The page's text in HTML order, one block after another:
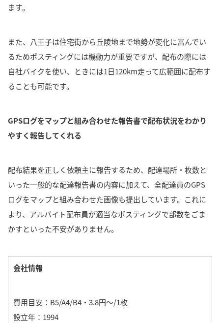
ます。
また、八王子は住宅街から丘陵地まで地勢が変化に富んでい
るためポスティングには機動力が重要ですが、配布の際には
自社バイクを使い、ときには1日120km走って広範囲に配布す
ることも可能です。
GPSログをマップと組み合わせた報告書で配布状況をわかり
やすく報告してくれる
配布結果を正しく依頼主に報告するため、配達場所・枚数と
いった一般的な配達報告書の内容に加えて、全配達員のGPS
ログをマップと組み合わせた画像も提出しています。 これに
より、アルバイト配布員が適当なポスティングで部数をごま
かすといった不安がありません。
会社情報
費用目安：B5/A4/B4・3.8円～/1枚
設立年：1994